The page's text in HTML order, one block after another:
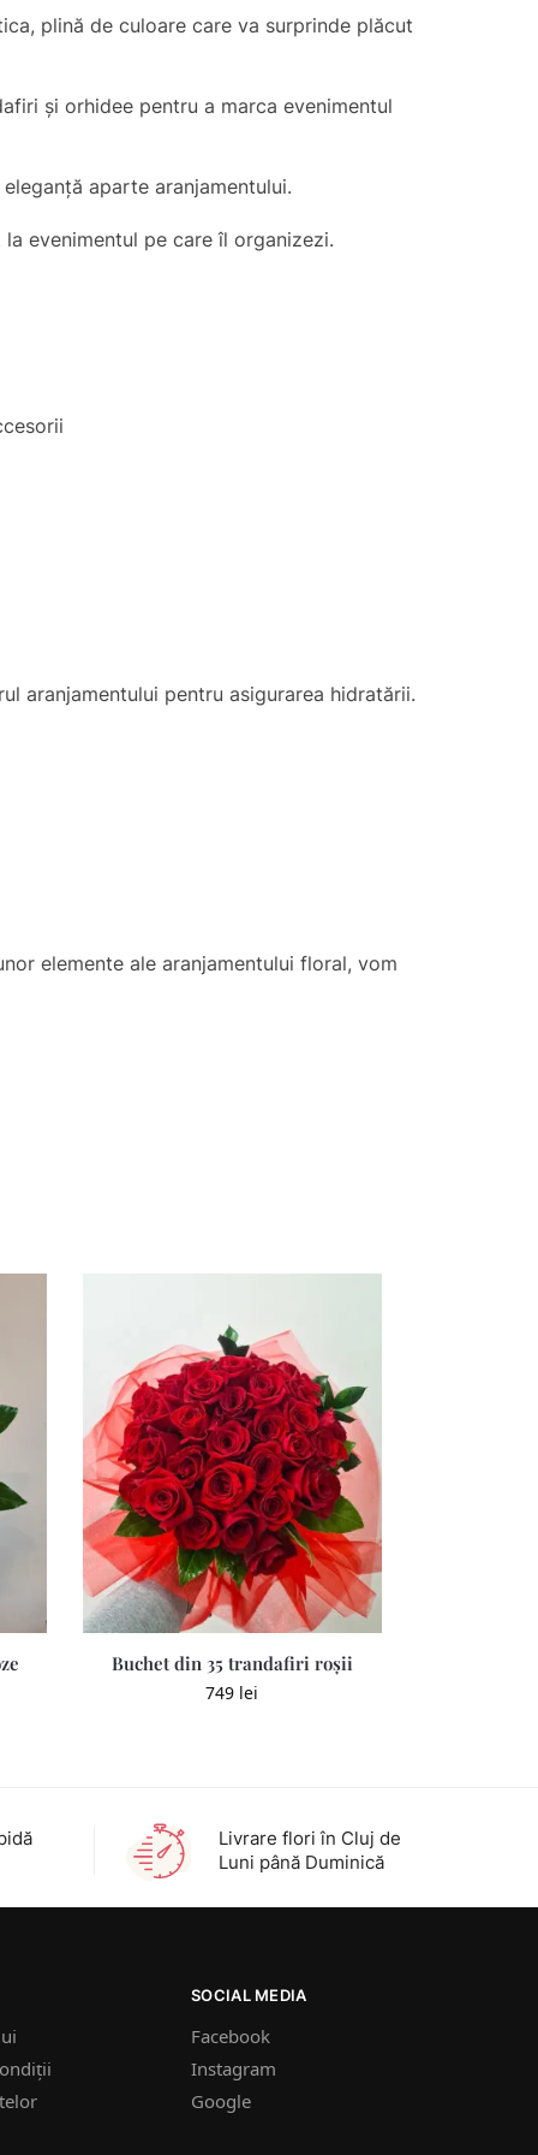
plină de culoare care va surprinde plăcut
și orhidee pentru a marca evenimentul
aparte aranjamentului.
evenimentul pe care îl organizezi.
aranjamentului pentru asigurarea hidratării.
elemente ale aranjamentului floral, vom
Buchet din 35 trandafiri roșii
749 lei
Livrare flori în Cluj de
Luni până Duminică
SOCIAL MEDIA
Facebook
Instagram
Google